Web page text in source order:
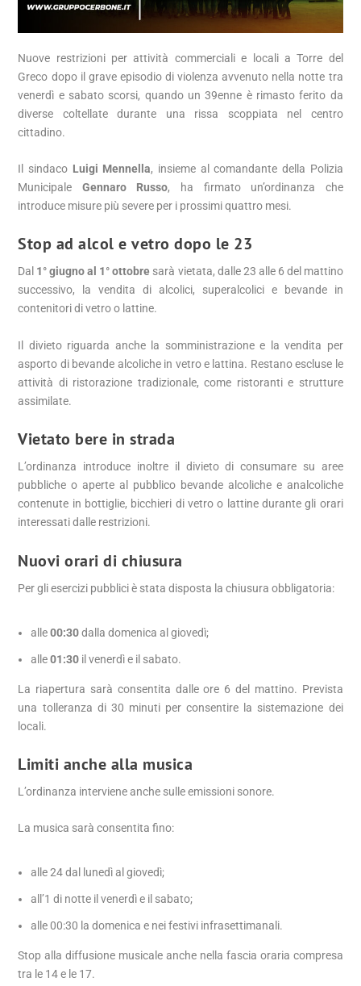
Nuove restrizioni per attività commerciali e locali a Torre del
Greco dopo il grave episodio di violenza avvenuto nella notte tra
venerdì e sabato scorsi, quando un 39enne è rimasto ferito da
diverse coltellate durante una rissa scoppiata nel centro
cittadino.
Il sindaco Luigi Mennella, insieme al comandante della Polizia
Municipale Gennaro Russo, ha firmato un’ordinanza che
introduce misure più severe per i prossimi quattro mesi.
Stop ad alcol e vetro dopo le 23
Dal 1° giugno al 1° ottobre sarà vietata, dalle 23 alle 6 del mattino
successivo, la vendita di alcolici, superalcolici e bevande in
contenitori di vetro o lattine.
Il divieto riguarda anche la somministrazione e la vendita per
asporto di bevande alcoliche in vetro e lattina. Restano escluse le
attività di ristorazione tradizionale, come ristoranti e strutture
assimilate.
Vietato bere in strada
L’ordinanza introduce inoltre il divieto di consumare su aree
pubbliche o aperte al pubblico bevande alcoliche e analcoliche
contenute in bottiglie, bicchieri di vetro o lattine durante gli orari
interessati dalle restrizioni.
Nuovi orari di chiusura
Per gli esercizi pubblici è stata disposta la chiusura obbligatoria:
alle00:30dalla domenica al giovedì;
alle01:30 il venerdì e il sabato.
La riapertura sarà consentita dalle ore 6 del mattino. Prevista
una tolleranza di 30 minuti per consentire la sistemazione dei
locali.
Limiti anche alla musica
L’ordinanza interviene anche sulle emissioni sonore.
La musica sarà consentita fino:
alle 24 dal lunedì al giovedì;
all’1 di notte il venerdì e il sabato;
alle 00:30 la domenica e nei festivi infrasettimanali.
Stop alla diffusione musicale anche nella fascia oraria compresa
tra le 14 e le 17.